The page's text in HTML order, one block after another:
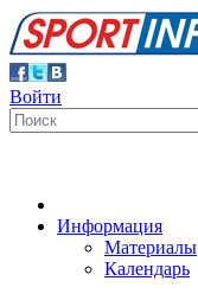
Войти
Информация
Материалы
Календарь